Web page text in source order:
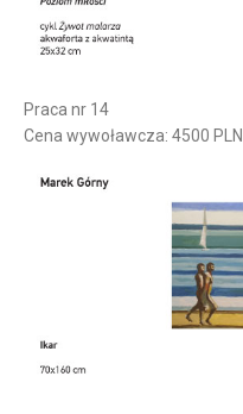
Praca nr 14
Cena wywoławcza: 4500 PLN